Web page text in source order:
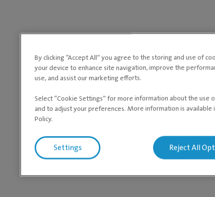
By clicking “Accept All” you agree to the storing and use of
your device to enhance site navigation, improve the
use, and assist our marketing efforts.
Select “Cookie Settings” for more information about the use
and to adjust your preferences. More information is available
Policy.
Settings Reject All